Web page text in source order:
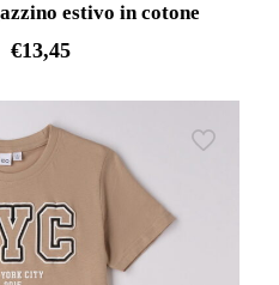
estivo in cotone
€13,45
prodotto
ha
varianti.
Le